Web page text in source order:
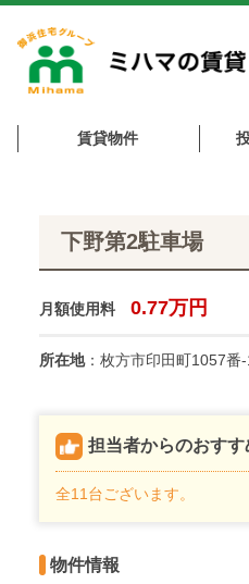
賃貸物件
下野第2駐車場
月額使用料 0.77万円
所在地：枚方市印田町1057番
担当者からのおすす
全11台ございます。
物件情報